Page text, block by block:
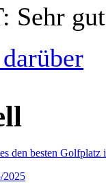
Sehr
den besten
2025